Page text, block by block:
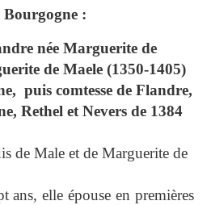
Bourgogne :
née Marguerite de
de Maele (1350-1405)
puis comtesse de Flandre,
Rethel et Nevers de 1384
de Male et de Marguerite de
ans, elle épouse en premières